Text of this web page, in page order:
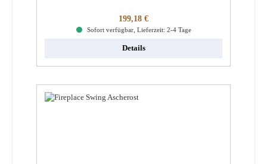
Regulärer Preis:
199,18 €
Sofort verfügbar, Lieferzeit: 2-4 Tage
Details